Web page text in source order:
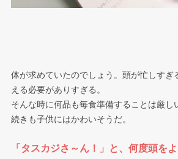
体が求めていたのでしょう。頭が忙しすぎ
える必要がありすぎる。
そんな時に何品も毎食準備することは厳し
続きも子供にはかわいそうだ。
「タスカジさ～ん！」と、何度頭をよ